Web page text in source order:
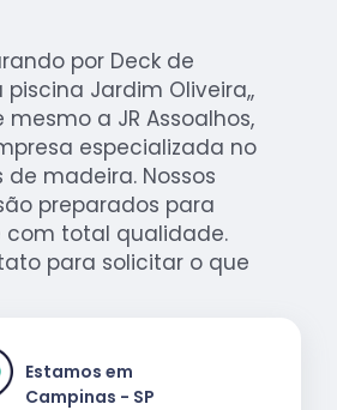
por Deck de
Jardim Oliveira,,
a JR Assoalhos,
especializada no
de madeira. Nossos
preparados para
com total qualidade.
para solicitar o que
Estamos em
Campinas - SP